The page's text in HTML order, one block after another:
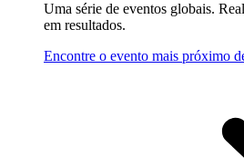
Uma série de eventos globais.
em resultados.
Encontre o evento mais próximo